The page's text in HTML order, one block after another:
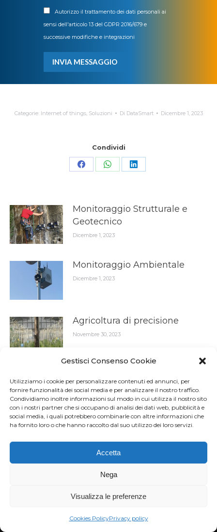
Gestisci Consenso Cookie
Utilizziamo i cookie per personalizzare contenuti ed annunci, per
fornire funzionalità dei social media e per analizzare il nostro traffico.
Condividiamo inoltre informazioni sul modo in cui utilizza il nostro sito
con i nostri partner che si occupano di analisi dei dati web, pubblicità e
social media, i quali potrebbero combinarle con altre informazioni che
ha fornito loro o che hanno raccolto dal suo utilizzo dei loro servizi.
Accetta
Nega
Visualizza le preferenze
Cookies PolicyPrivacy policy
Autorizzo il trattamento dei dati personali ai
sensi dell'articolo 13 del GDPR 2016/679 e
successive modifiche e integrazioni
INVIA MESSAGGIO
Categorie: Internet of things, Soluzioni Di DataSmart Dicembre 1, 2023
Condividi
CondividiCondividiCondividi
Monitoraggio Strutturale e
Geotecnico
Dicembre 1, 2023
Monitoraggio Ambientale
Dicembre 1, 2023
Agricoltura di precisione
Novembre 30, 2023
Settori di competenza
Telelettura utenze domestiche